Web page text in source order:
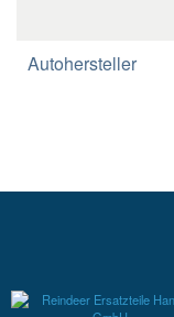
Autohersteller